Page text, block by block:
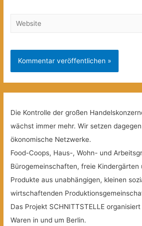
Website
Die Kontrolle der großen
wächst immer mehr. Wir setzen
ökonomische Netzwerke.
Food-Coops, Haus-, Wohn- und
Bürogemeinschaften, freie Kindergärten
Produkte aus unabhängigen, kleinen
wirtschaftenden
Das Projekt SCHNITTSTELLE
Waren in und um Berlin.